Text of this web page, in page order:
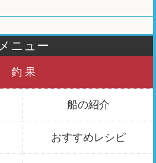
メニュー
釣 果
船の紹介
おすすめレシピ